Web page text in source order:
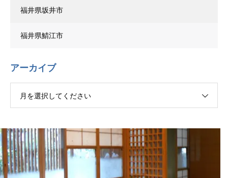
福井県坂井市
福井県鯖江市
アーカイブ
月を選択してください